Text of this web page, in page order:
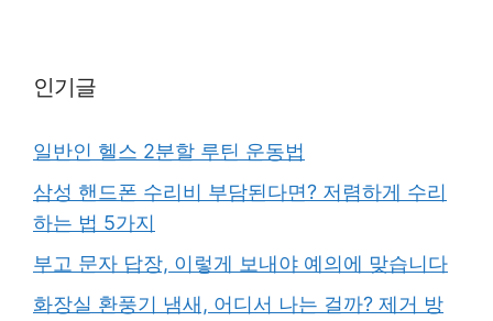
인기글
일반인 헬스 2분할 루틴 운동법
삼성 핸드폰 수리비 부담된다면? 저렴하게 수리
하는 법 5가지
부고 문자 답장, 이렇게 보내야 예의에 맞습니다
화장실 환풍기 냄새, 어디서 나는 걸까? 제거 방